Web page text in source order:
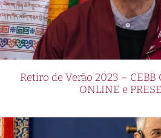
Retiro de Verão 2023 –
ONLINE e